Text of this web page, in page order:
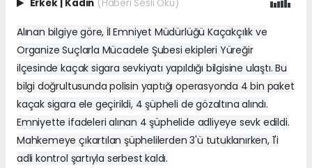
Erkek Kadın (Haberi Sesli Oku)
Alınan bilgiye göre, İl Emniyet Müdürlüğü Kaçakçılık ve
Organize Suçlarla Mücadele Şubesi ekipleri Yüreğir
ilçesinde kaçak sigara sevkiyatı yapıldığı bilgisine ulaştı. Bu
bilgi doğrultusunda polisin yaptığı operasyonda 4 bin paket
kaçak sigara ele geçirildi, 4 şüpheli de gözaltına alındı.
Emniyette ifadeleri alınan 4 şüphelide adliyeye sevk edildi.
Mahkemeye çıkartılan şüphelilerden 3'ü tutuklanırken, 1'i
adli kontrol şartıyla serbest kaldı.